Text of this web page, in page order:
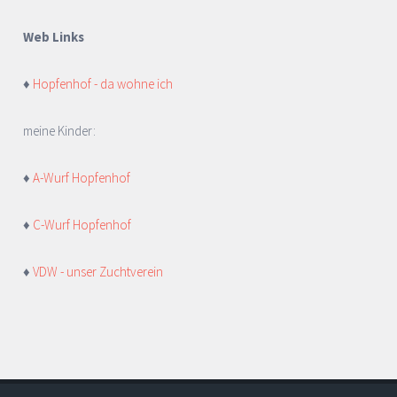
Web Links
♦ Hopfenhof - da wohne ich
meine Kinder:
♦ A-Wurf Hopfenhof
♦ C-Wurf Hopfenhof
♦ VDW - unser Zuchtverein